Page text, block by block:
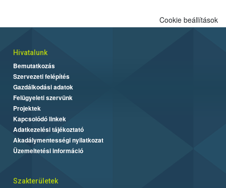
Cookie beállítások
Hivatalunk
Bemutatkozás
Szervezeti felépítés
Gazdálkodási adatok
Felügyeleti szervünk
Projektek
Kapcsolódó linkek
Adatkezelési tájékoztató
Akadálymentességi nyilatkozat
Üzemeltetési információ
Szakterületek